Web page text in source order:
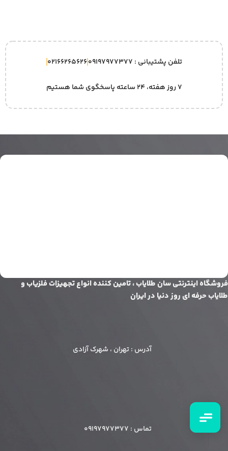
تلفن پشتیبانی : 09197977377 02166265626
۷ روز هفته، ۲۴ ساعته پاسخگوی شما هستیم
فروشگاه اینترنتی سان طلایاب ، تامین کننده انواع تجهیزات فلزیاب و
طلایاب حرفه ای روز دنیا در ایران
آدرس : تهران ، شهرک آزادی
تماس : 09197977377
تماس تلفنی
09197977377